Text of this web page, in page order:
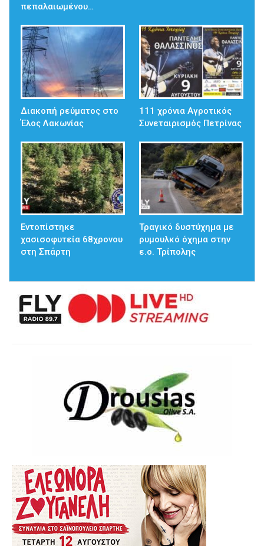
πεπαλαιωμένου…
Διακοπή ρεύματος στο
Έλος Λακωνίας
111 χρόνια Αγροτικός
Συνεταιρισμός Πετρίνας
Εντοπίστηκε
χασισοφυτεία 68χρονου
στη Σπάρτη
Τραγικό δυστύχημα με
ρυμουλκό όχημα στην
ε.ο. Τρίπολης